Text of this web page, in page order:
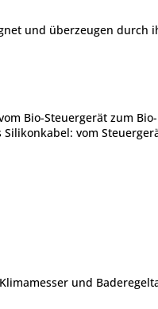
und überzeugen durch
Bio-Steuergerät zum
vom
und